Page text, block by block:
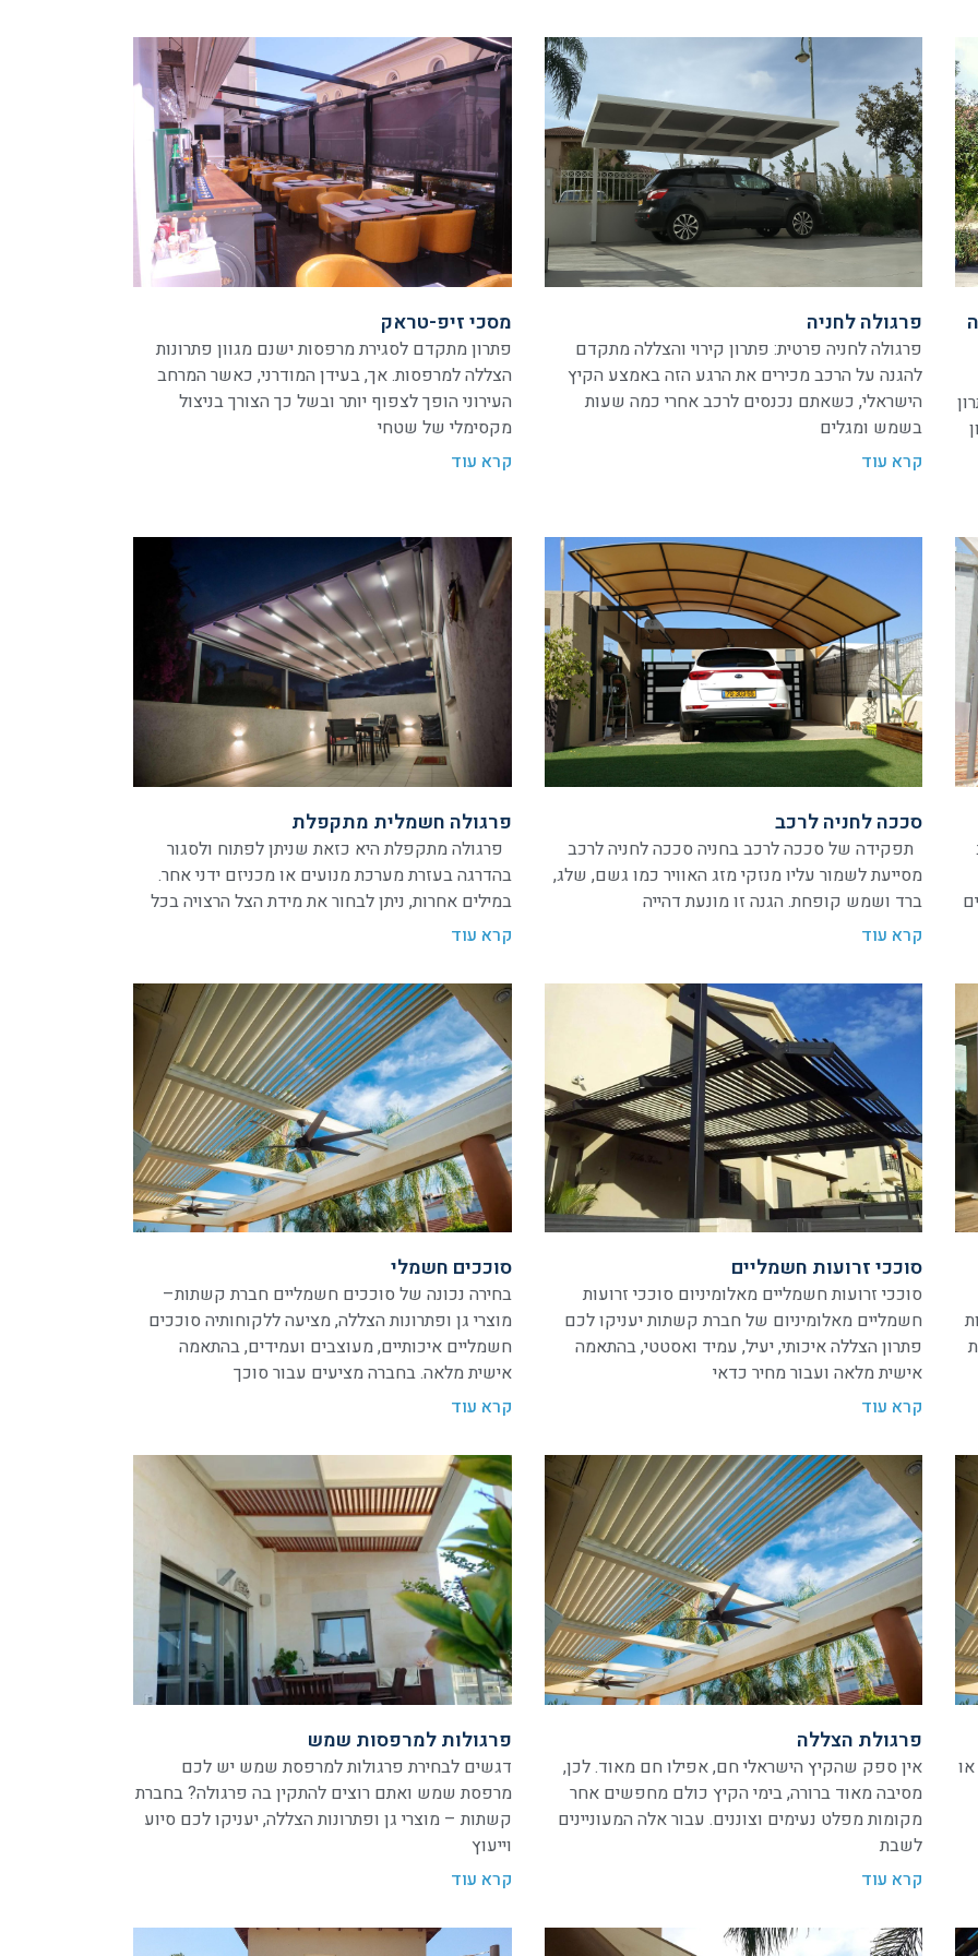
פרגולה לחניה
פרגולה לחניה פרטית: פתרון קירוי והצללה מתקדם
להגנה על הרכב מכירים את הרגע הזה באמצע הקיץ
הישראלי, כשאתם נכנסים לרכב אחרי כמה שעות
בשמש ומגלים
קרא עוד
מסכי זיפ-טראק
פתרון מתקדם לסגירת מרפסות ישנם מגוון פתרונות
הצללה למרפסות. אך, בעידן המודרני, כאשר המרחב
העירוני הופך לצפוף יותר ובשל כך הצורך בניצול
מקסימלי של שטחי
קרא עוד
סככה לחניה לרכב
תפקידה של סככה לרכב בחניה סככה לחניה לרכב
מסייעת לשמור עליו מנזקי מזג האוויר כמו גשם, שלג,
ברד ושמש קופחת. הגנה זו מונעת דהייה
קרא עוד
פרגולה חשמלית מתקפלת
פרגולה מתקפלת היא כזאת שניתן לפתוח ולסגור
בהדרגה בעזרת מערכת מנועים או מכניזם ידני אחר.
במילים אחרות, ניתן לבחור את מידת הצל הרצויה בכל
קרא עוד
סוככי זרועות חשמליים
סוככי זרועות חשמליים מאלומיניום סוככי זרועות
חשמליים מאלומיניום של חברת קשתות יעניקו לכם
פתרון הצללה איכותי, יעיל, עמיד ואסטטי, בהתאמה
אישית מלאה ועבור מחיר כדאי
קרא עוד
סוככים חשמלי
בחירה נכונה של סוככים חשמליים חברת קשתות–
מוצרי גן ופתרונות הצללה, מציעה ללקוחותיה סוככים
חשמליים איכותיים, מעוצבים ועמידים, בהתאמה
אישית מלאה. בחברה מציעים עבור סוכך
קרא עוד
פרגולת הצללה
אין ספק שהקיץ הישראלי חם, אפילו חם מאוד. לכן,
מסיבה מאוד ברורה, בימי הקיץ כולם מחפשים אחר
מקומות מפלט נעימים וצוננים. עבור אלה המעוניינים
לשבת
קרא עוד
פרגולות למרפסות שמש
דגשים לבחירת פרגולות למרפסת שמש יש לכם
מרפסת שמש ואתם רוצים להתקין בה פרגולה? בחברת
קשתות – מוצרי גן ופתרונות הצללה, יעניקו לכם סיוע
וייעוץ
קרא עוד